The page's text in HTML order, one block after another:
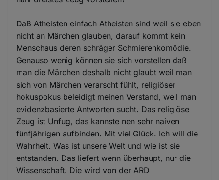
Daß Atheisten einfach Atheisten sind weil sie eben
nicht an Märchen glauben, darauf kommt kein
Menschaus deren schräger Schmierenkomödie.
Genauso wenig können sie sich vorstellen daß
man die Märchen deshalb nicht glaubt weil man
sich von Märchen verarscht fühlt, religiöser
hokuspokus beleidigt meinen Verstand, weil man
evidenzbasierte Antworten sucht. Das religiöse
Zeug ist Unfug, das kannste nen sehr naiven
fünfjährigen aufbinden. Mit viel Glück. Ich will die
Wahrheit. Was ist unsere Welt und wie ist sie
entstanden. Das liefert wenn überhaupt, nur die
Wissenschaft. Die wird von der ARD